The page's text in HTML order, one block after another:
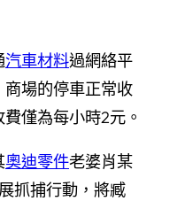
汽車材料過網絡平
場的停車正常收
僅為每小時2元。
奧迪零件老婆肖某
抓捕行動，將臧